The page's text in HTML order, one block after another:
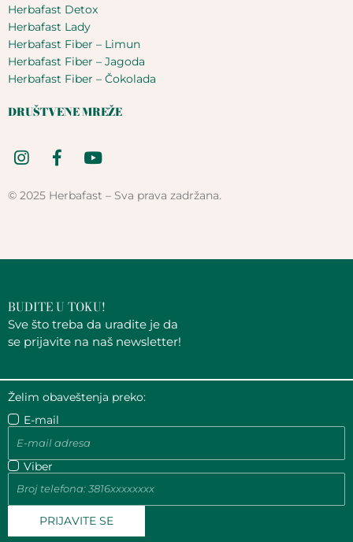
Herbafast Detox
Herbafast Lady
Herbafast Fiber – Limun
Herbafast Fiber – Jagoda
Herbafast Fiber – Čokolada
DRUŠTVENE MREŽE
I
n
t
F
a
e
f
Y
o
t
© 2025 Herbafast – Sva prava zadržana.
BUDITE U TOKU!
Sve što treba da uradite je da
se prijavite na naš newsletter!
Želim obaveštenja preko:
E-mail
Viber
PRIJAVITE SE